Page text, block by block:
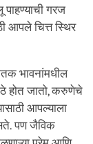
गरज
आपले चित्त स्थिर
भावनांमधील
होत जातो, करुणेचे
आपल्याला
पण जैविक